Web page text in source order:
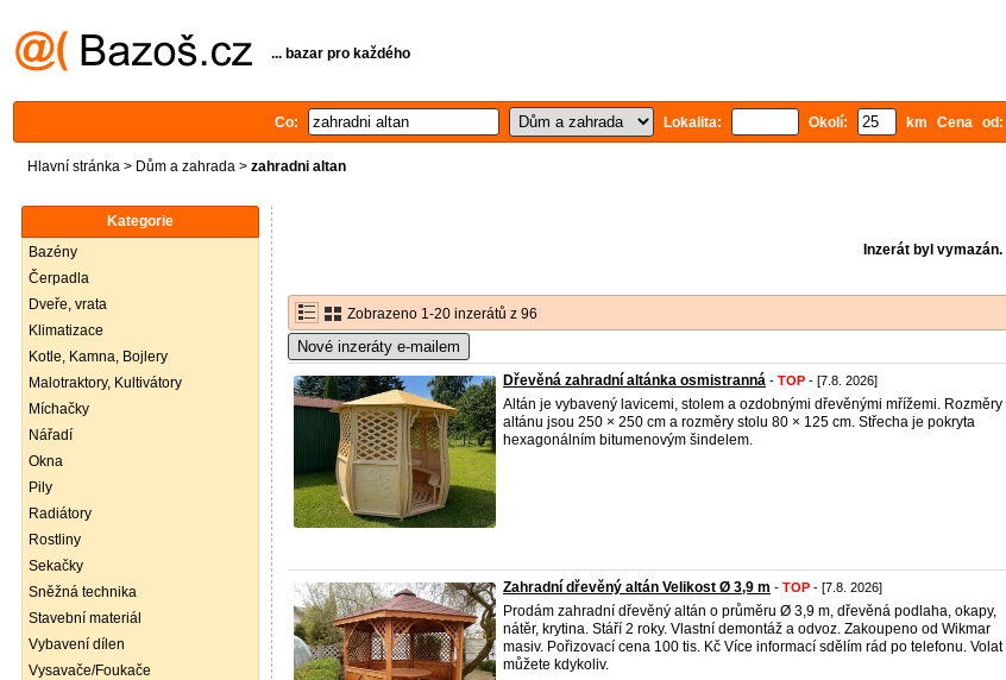
... bazar pro každého
Co: Lokalita: Okolí: km Cena od:
Hlavní stránka > Dům a zahrada > zahradni altan
Kategorie
Bazény
Čerpadla
Dveře, vrata
Klimatizace
Kotle, Kamna, Bojlery
Malotraktory, Kultivátory
Míchačky
Nářadí
Okna
Pily
Radiátory
Rostliny
Sekačky
Sněžná technika
Stavební materiál
Vybavení dílen
Vysavače/Foukače
Inzerát byl vymazán.
Zobrazeno 1-20 inzerátů z 96
Nové inzeráty e-mailem
Dřevěná zahradní altánka osmistranná - TOP - [7.8. 2026]
Altán je vybavený lavicemi, stolem a ozdobnými dřevěnými mřížemi. Rozměry
altánu jsou 250 × 250 cm a rozměry stolu 80 × 125 cm. Střecha je pokryta
hexagonálním bitumenovým šindelem.
Zahradní dřevěný altán Velikost Ø 3,9 m - TOP - [7.8. 2026]
Prodám zahradní dřevěný altán o průměru Ø 3,9 m, dřevěná podlaha, okapy,
nátěr, krytina. Stáří 2 roky. Vlastní demontáž a odvoz. Zakoupeno od Wikmar
masiv. Pořizovací cena 100 tis. Kč Více informací sdělím rád po telefonu. Volat
můžete kdykoliv.